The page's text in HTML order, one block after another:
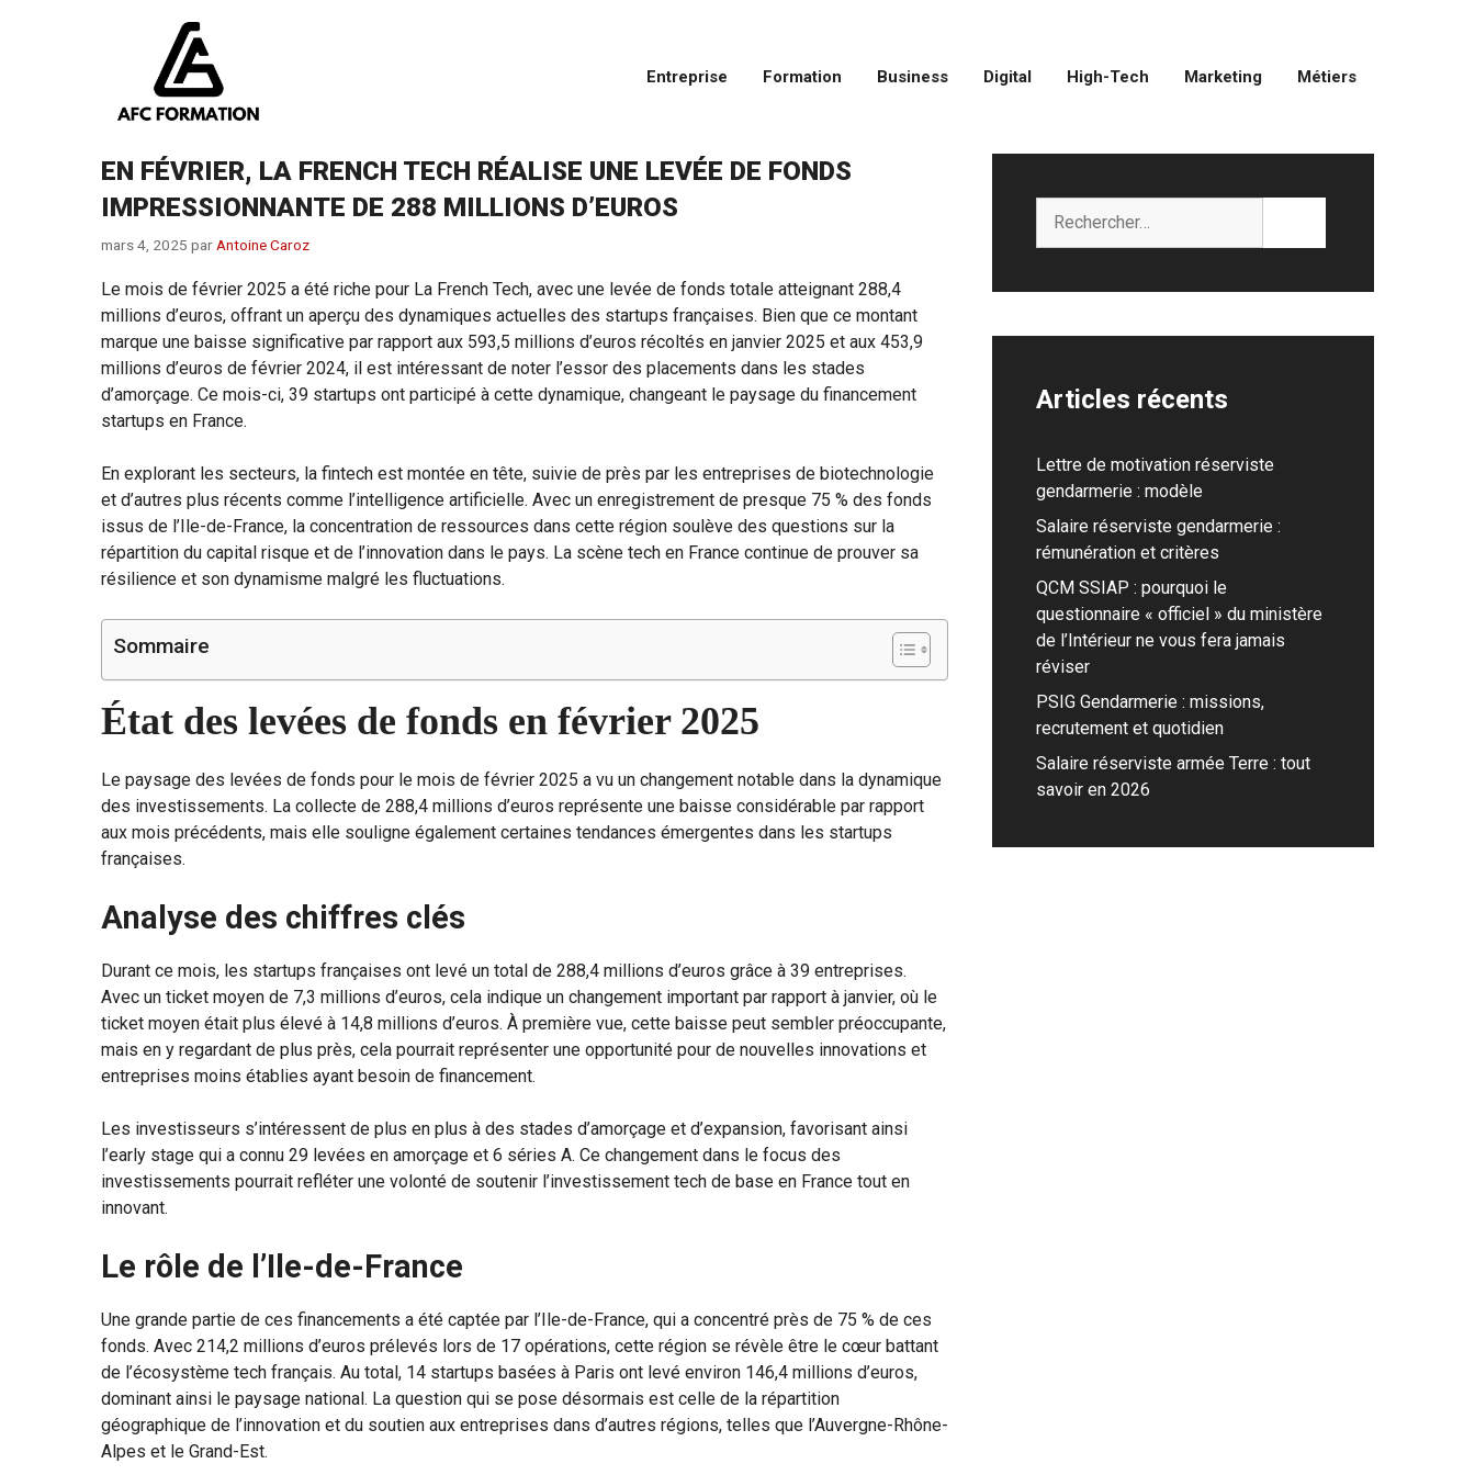
Entreprise Formation Business Digital High-Tech Marketing Métiers
EN FÉVRIER, LA FRENCH TECH RÉALISE UNE LEVÉE DE FONDS
IMPRESSIONNANTE DE 288 MILLIONS D’EUROS
mars 4, 2025 parAntoine Caroz
Le mois de février 2025 a été riche pour La French Tech, avec une levée de fonds totale atteignant 288,4
millions d’euros, offrant un aperçu des dynamiques actuelles des startups françaises. Bien que ce montant
marque une baisse significative par rapport aux 593,5 millions d’euros récoltés en janvier 2025 et aux 453,9
millions d’euros de février 2024, il est intéressant de noter l’essor des placements dans les stades
d’amorçage. Ce mois-ci, 39 startups ont participé à cette dynamique, changeant le paysage du financement
startups en France.
En explorant les secteurs, la fintech est montée en tête, suivie de près par les entreprises de biotechnologie
et d’autres plus récents comme l’intelligence artificielle. Avec un enregistrement de presque 75 % des fonds
issus de l’Ile-de-France, la concentration de ressources dans cette région soulève des questions sur la
répartition du capital risque et de l’innovation dans le pays. La scène tech en France continue de prouver sa
résilience et son dynamisme malgré les fluctuations.
Sommaire
État des levées de fonds en février 2025
Le paysage des levées de fonds pour le mois de février 2025 a vu un changement notable dans la dynamique
des investissements. La collecte de 288,4 millions d’euros représente une baisse considérable par rapport
aux mois précédents, mais elle souligne également certaines tendances émergentes dans les startups
françaises.
Analyse des chiffres clés
Durant ce mois, les startups françaises ont levé un total de 288,4 millions d’euros grâce à 39 entreprises.
Avec un ticket moyen de 7,3 millions d’euros, cela indique un changement important par rapport à janvier, où le
ticket moyen était plus élevé à 14,8 millions d’euros. À première vue, cette baisse peut sembler préoccupante,
mais en y regardant de plus près, cela pourrait représenter une opportunité pour de nouvelles innovations et
entreprises moins établies ayant besoin de financement.
Les investisseurs s’intéressent de plus en plus à des stades d’amorçage et d’expansion, favorisant ainsi
l’early stage qui a connu 29 levées en amorçage et 6 séries A. Ce changement dans le focus des
investissements pourrait refléter une volonté de soutenir l’investissement tech de base en France tout en
innovant.
Le rôle de l’Ile-de-France
Une grande partie de ces financements a été captée par l’Ile-de-France, qui a concentré près de 75 % de ces
fonds. Avec 214,2 millions d’euros prélevés lors de 17 opérations, cette région se révèle être le cœur battant
de l’écosystème tech français. Au total, 14 startups basées à Paris ont levé environ 146,4 millions d’euros,
dominant ainsi le paysage national. La question qui se pose désormais est celle de la répartition
géographique de l’innovation et du soutien aux entreprises dans d’autres régions, telles que l’Auvergne-Rhône-
Alpes et le Grand-Est.
Articles récents
Lettre de motivation réserviste
gendarmerie : modèle
Salaire réserviste gendarmerie :
rémunération et critères
QCM SSIAP : pourquoi le
questionnaire « officiel » du ministère
de l’Intérieur ne vous fera jamais
réviser
PSIG Gendarmerie : missions,
recrutement et quotidien
Salaire réserviste armée Terre : tout
savoir en 2026